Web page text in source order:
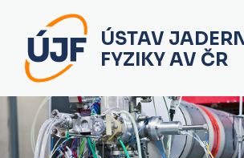
ÚSTAV
FYZIKY AV ČR